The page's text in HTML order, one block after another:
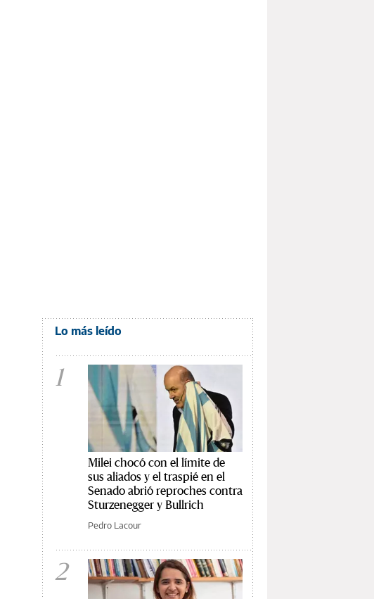
Lo más leído
1
Milei chocó con el límite de
sus aliados y el traspié en el
Senado abrió reproches contra
Sturzenegger y Bullrich
Pedro Lacour
2